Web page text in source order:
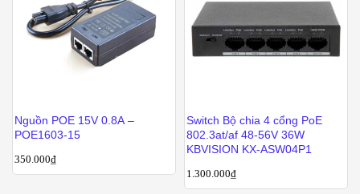
Nguồn POE 15V 0.8A –
POE1603-15
350.000₫
Switch Bộ chia 4 cổng PoE
802.3at/af 48-56V 36W
KBVISION KX-ASW04P1
1.300.000₫